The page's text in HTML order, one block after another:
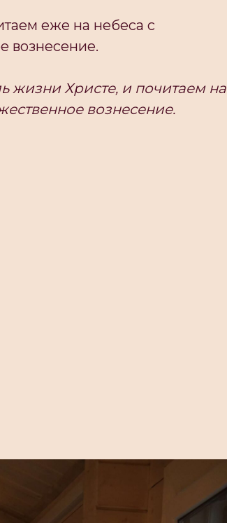
еже на небеса с
вознесение.
жизни Христе, и почитаем на
вознесение.